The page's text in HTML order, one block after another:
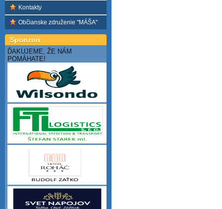
Kontakty
Občianske združenie "MÁŠA"
Sponzori
ĎAKUJEME, ŽE NÁM
POMÁHATE!